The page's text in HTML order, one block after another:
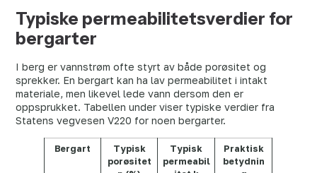
Typiske permeabilitetsverdier for
bergarter
I berg er vannstrøm ofte styrt av både porøsitet og
sprekker. En bergart kan ha lav permeabilitet i intakt
materiale, men likevel lede vann dersom den er
oppsprukket. Tabellen under viser typiske verdier fra
Statens vegvesen V220 for noen bergarter.
Bergart
Typisk
porøsitet
Typisk
permeabil
Praktisk
betydnin